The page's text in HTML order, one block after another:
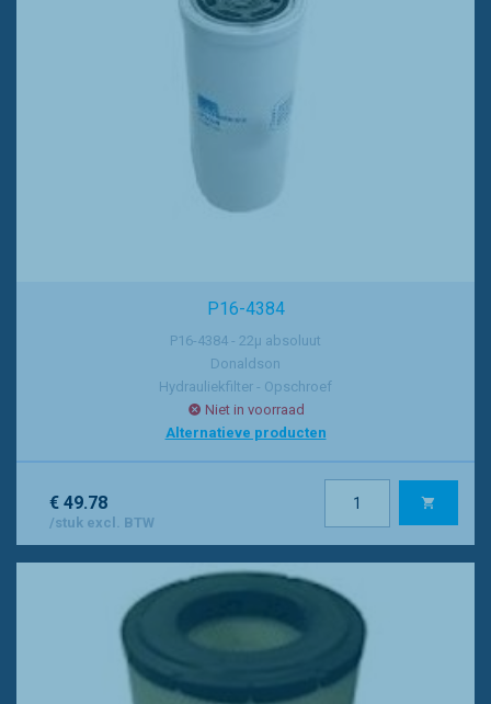
P16-4384
P16-4384 - 22µ absoluut
Donaldson
Hydrauliekfilter - Opschroef
Niet in voorraad
Alternatieve producten
€ 49.78
/stuk excl. BTW